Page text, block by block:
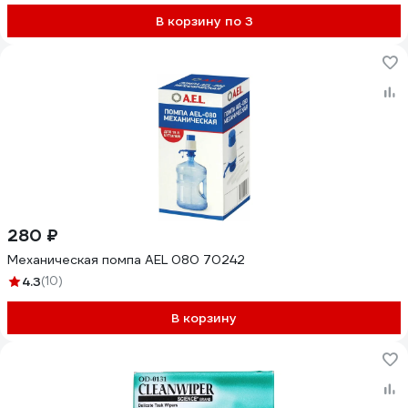
В корзину по 3
280 ₽
Механическая помпа AEL 080 70242
4.3(10)
В корзину